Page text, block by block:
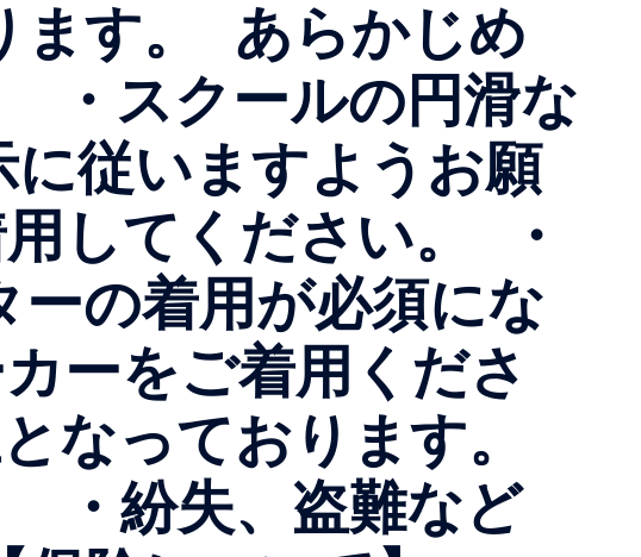
ます。 あらかじめ
・スクールの円滑な
従いますようお願
してください。 ・
の着用が必須にな
ーをご着用くださ
なっております。
・紛失、盗難など